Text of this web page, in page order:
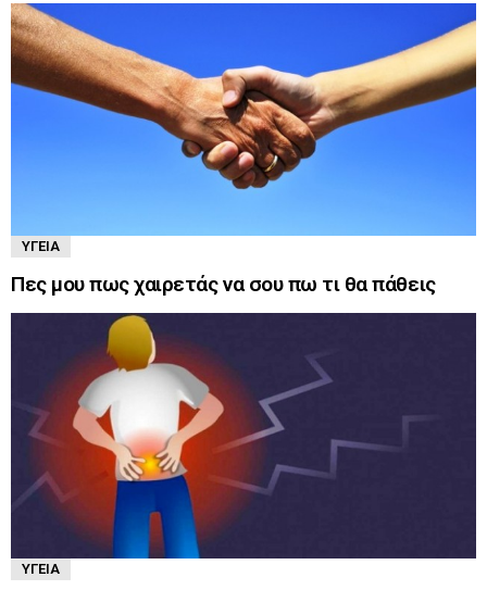
ΥΓΕΊΑ
Πες μου πως χαιρετάς να σου πω τι θα πάθεις
ΥΓΕΊΑ